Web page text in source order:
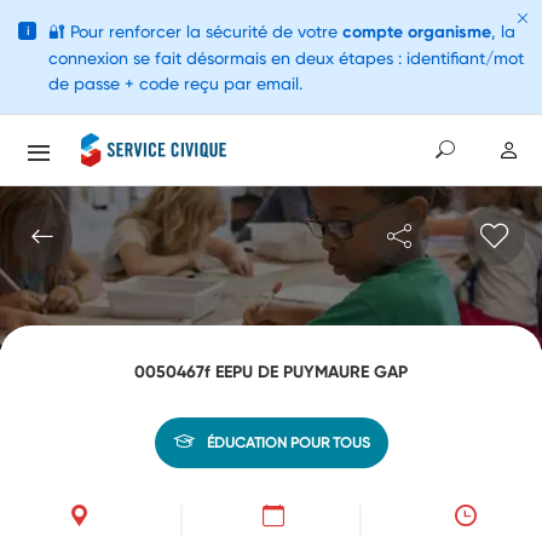
0050467f EEPU DE PUYMAURE GAP
ÉDUCATION POUR TOUS
i 🔐 Pour renforcer la sécurité de votre compte organisme, la
connexion se fait désormais en deux étapes : identifiant/mot
de passe + code reçu par email.